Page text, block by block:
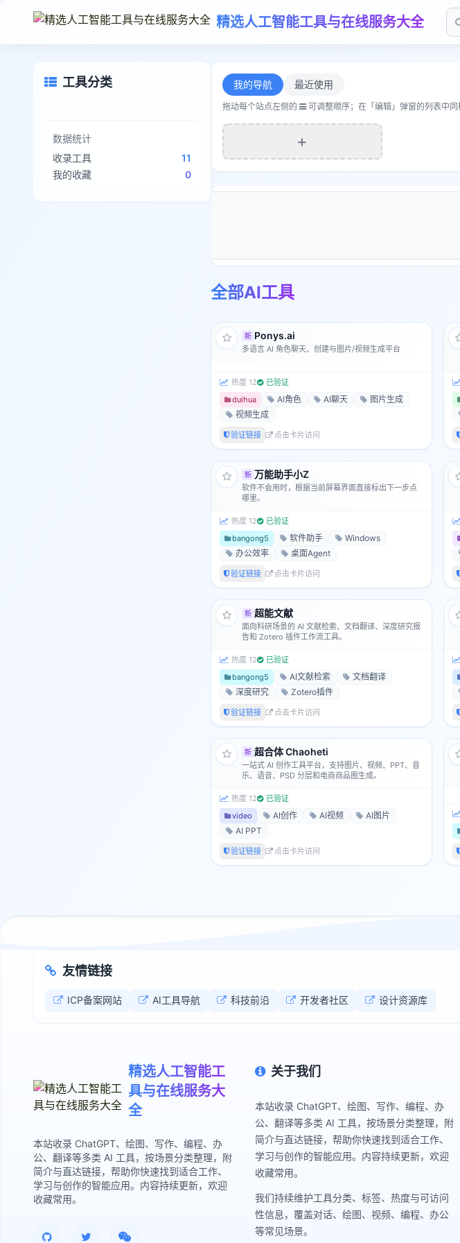
精选人工智能工具与在线服务大全
工具分类
数据统计
收录工具
11
我的收藏
0
我的导航 最近使用
拖动每个站点左侧的 可调整顺序；在「编辑」弹窗的列表中同
+
全部AI工具
新 Ponys.ai
多语言 AI 角色聊天、创建与图片/视频生成平台
热度 12
已验证
duihua
AI角色 AI聊天
图片生成
视频生成
验证链接 点击卡片访问
新 万能助手小Z
软件不会用时，根据当前屏幕界面直接标出下一步点
哪里。
热度 12
已验证
bangong5
软件助手
Windows
办公效率
桌面Agent
验证链接 点击卡片访问
新 超能文献
面向科研场景的 AI 文献检索、文档翻译、深度研究报
告和 Zotero 插件工作流工具。
热度 12
已验证
bangong5
AI文献检索
文档翻译
深度研究
Zotero插件
验证链接 点击卡片访问
新 超合体 Chaoheti
一站式 AI 创作工具平台，支持图片、视频、PPT、音
乐、语音、PSD 分层和电商商品图生成。
热度 12
已验证
video
AI创作 AI视频
AI图片
AI PPT
验证链接 点击卡片访问
友情链接
ICP备案网站 AI工具导航 科技前沿 开发者社区 设计资源库
精选人工智能工
具与在线服务大
全
本站收录 ChatGPT、绘图、写作、编程、办
公、翻译等多类 AI 工具，按场景分类整理，附
简介与直达链接，帮助你快速找到适合工作、
学习与创作的智能应用。内容持续更新，欢迎
收藏常用。
关于我们
本站收录 ChatGPT、绘图、写作、编程、办
公、翻译等多类 AI 工具，按场景分类整理，附
简介与直达链接，帮助你快速找到适合工作、
学习与创作的智能应用。内容持续更新，欢迎
收藏常用。
我们持续维护工具分类、标签、热度与可访问
性信息，覆盖对话、绘图、视频、编程、办公
等常见场景。